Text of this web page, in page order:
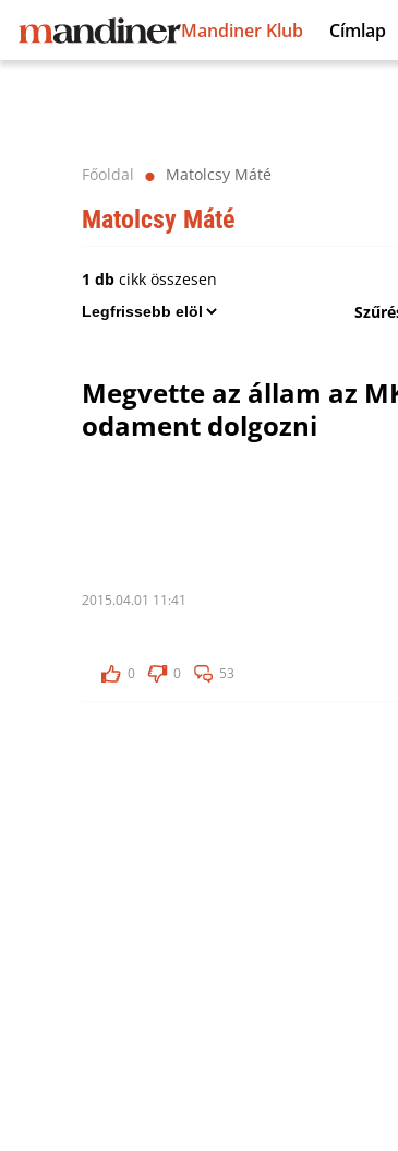
Mandiner Klub Címlap
Főoldal ⬤ Matolcsy Máté
Matolcsy Máté
1 db cikk összesen
Megvette az állam az
odament dolgozni
2015.04.01 11:41
0 0 53